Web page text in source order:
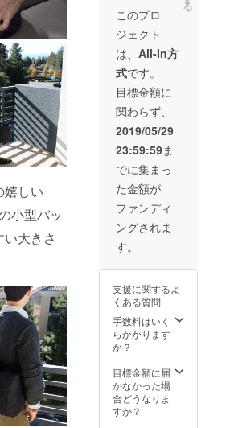
嬉しい
小型バッ
大きさ
縮バッ
グ Sサ
イズ 1
個 本体
＋送料
＋消費
税込み
の特別
価格で
す。
バッグ
1個 ス
タッ
シュ・
ガ
ジェッ
トバッ
グ 1個
クイッ
ク・
シュー
ズバッ
グ 1個
衣類圧
縮バッ
グ L サ
イズ1個
衣類圧
イズ 1
＋送料
＋消費
税込み
の特別
価格で
る
このプロ
ジェクト
は、 All-In方
式です。
目標金額に
関わらず、
2019/05/29
23:59:59ま
でに集まっ
た金額が
ファンディ
ングされま
す。
支援に関するよ
くある質問
手数料はいく
らかかります
か？
目標金額に届
かなかった場
合どうなりま
すか？